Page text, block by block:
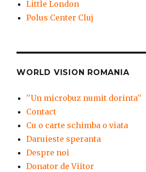
Little London
Polus Center Cluj
WORLD VISION ROMANIA
''Un microbuz numit dorinta''
Contact
Cu o carte schimba o viata
Daruieste speranta
Despre noi
Donator de Viitor